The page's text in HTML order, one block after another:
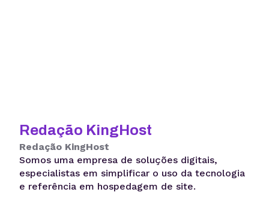
Redação KingHost
Redação KingHost
Somos uma empresa de soluções digitais,
especialistas em simplificar o uso da tecnologia
e referência em hospedagem de site.